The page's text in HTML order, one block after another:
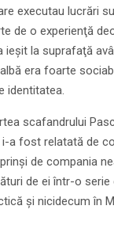
executau lucrări
de o experienţă
ieşit la suprafaţă
era foarte
identitatea.
scafandrului
fost relatată de
de compania
de ei într-o
şi nicidecum în